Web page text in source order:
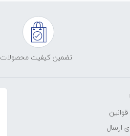
تضمین کیفیت محصولات
ارسال